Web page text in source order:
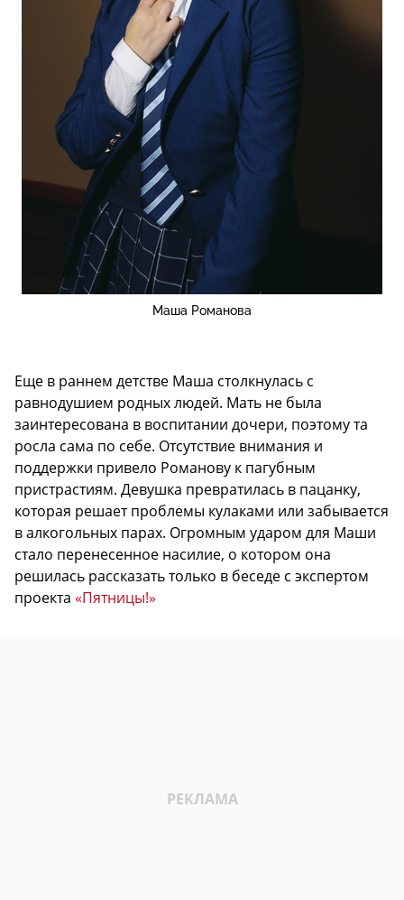
Маша Романова
Еще в раннем детстве Маша столкнулась с
равнодушием родных людей. Мать не была
заинтересована в воспитании дочери, поэтому та
росла сама по себе. Отсутствие внимания и
поддержки привело Романову к пагубным
пристрастиям. Девушка превратилась в пацанку,
которая решает проблемы кулаками или забывается
в алкогольных парах. Огромным ударом для Маши
стало перенесенное насилие, о котором она
решилась рассказать только в беседе с экспертом
проекта «Пятницы!»